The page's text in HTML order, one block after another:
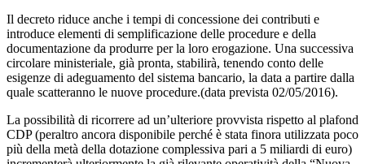
Il decreto riduce anche i tempi di concessione dei contributi e
introduce elementi di semplificazione delle procedure e della
documentazione da produrre per la loro erogazione. Una successiva
circolare ministeriale, già pronta, stabilirà, tenendo conto delle
esigenze di adeguamento del sistema bancario, la data a partire dalla
quale scatteranno le nuove procedure.(data prevista 02/05/2016).
La possibilità di ricorrere ad un’ulteriore provvista rispetto al plafond
CDP (peraltro ancora disponibile perché è stata finora utilizzata poco
più della metà della dotazione complessiva pari a 5 miliardi di euro)